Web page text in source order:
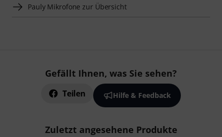
Pauly Mikrofone zur Übersicht
Gefällt Ihnen, was Sie sehen?
Teilen Hilfe & Feedback
Zuletzt angesehene Produkte